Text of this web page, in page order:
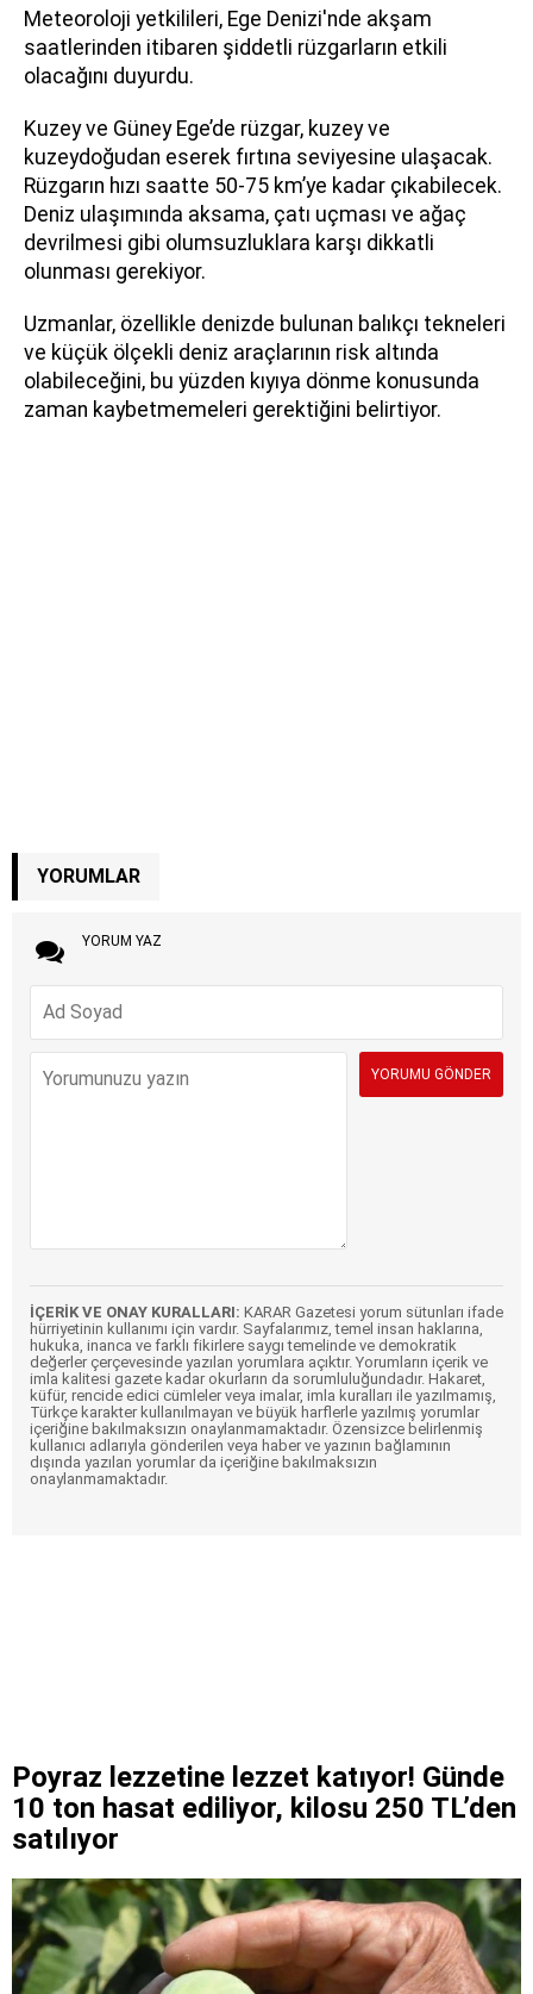
Meteoroloji yetkilileri, Ege Denizi'nde akşam
saatlerinden itibaren şiddetli rüzgarların etkili
olacağını duyurdu.
Kuzey ve Güney Ege’de rüzgar, kuzey ve
kuzeydoğudan eserek fırtına seviyesine ulaşacak.
Rüzgarın hızı saatte 50-75 km’ye kadar çıkabilecek.
Deniz ulaşımında aksama, çatı uçması ve ağaç
devrilmesi gibi olumsuzluklara karşı dikkatli
olunması gerekiyor.
Uzmanlar, özellikle denizde bulunan balıkçı tekneleri
ve küçük ölçekli deniz araçlarının risk altında
olabileceğini, bu yüzden kıyıya dönme konusunda
zaman kaybetmemeleri gerektiğini belirtiyor.
YORUMLAR
YORUM YAZ
İÇERİK VE ONAY KURALLARI: KARAR Gazetesi yorum sütunları ifade
hürriyetinin kullanımı için vardır. Sayfalarımız, temel insan haklarına,
hukuka, inanca ve farklı fikirlere saygı temelinde ve demokratik
değerler çerçevesinde yazılan yorumlara açıktır. Yorumların içerik ve
imla kalitesi gazete kadar okurların da sorumluluğundadır. Hakaret,
küfür, rencide edici cümleler veya imalar, imla kuralları ile yazılmamış,
Türkçe karakter kullanılmayan ve büyük harflerle yazılmış yorumlar
içeriğine bakılmaksızın onaylanmamaktadır. Özensizce belirlenmiş
kullanıcı adlarıyla gönderilen veya haber ve yazının bağlamının
dışında yazılan yorumlar da içeriğine bakılmaksızın
onaylanmamaktadır.
Poyraz lezzetine lezzet katıyor! Günde
10 ton hasat ediliyor, kilosu 250 TL’den
satılıyor